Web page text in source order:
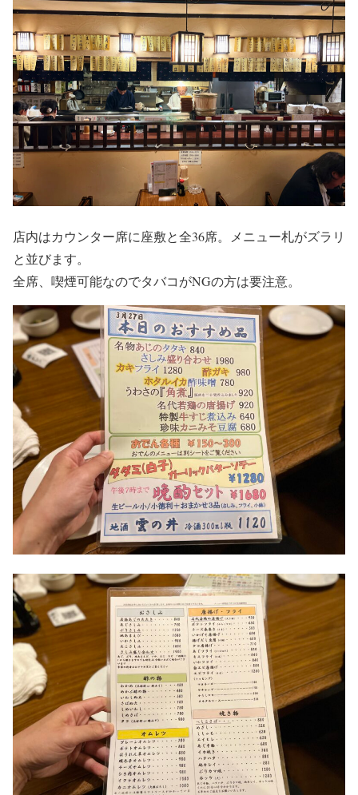
店内はカウンター席に座敷と全36席。メニュー札がズラリ
と並びます。
全席、喫煙可能なのでタバコがNGの方は要注意。